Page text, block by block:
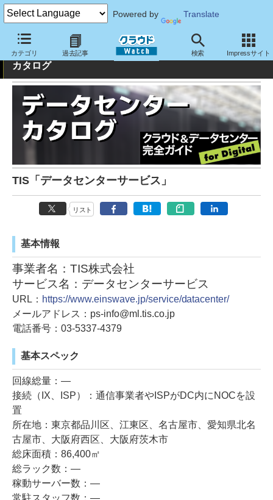
Powered by Translate
カテゴリ 過去記事 検索 Impressサイト
クラウド&データセンター完全ガイド：データセンター
カタログ
TIS「データセンターサービス」
リスト
基本情報
事業者名：TIS株式会社
サービス名：データセンターサービス
URL： https://www.einswave.jp/service/datacenter/
メールアドレス：ps-info@ml.tis.co.jp
電話番号：03-5337-4379
基本スペック
回線総量：―
接続（IX、ISP）：通信事業者やISPがDC内にNOCを設
置
所在地：東京都品川区、江東区、名古屋市、愛知県北名
古屋市、大阪府西区、大阪府茨木市
総床面積：86,400㎡
総ラック数：―
稼動サーバー数：―